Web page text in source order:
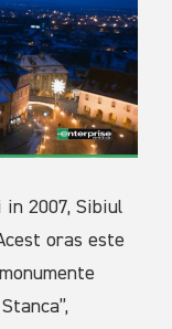
2007, Sibiul
oras este